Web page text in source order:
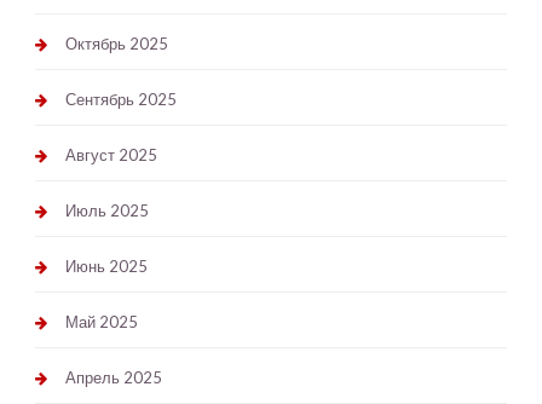
Октябрь 2025
Сентябрь 2025
Август 2025
Июль 2025
Июнь 2025
Май 2025
Апрель 2025